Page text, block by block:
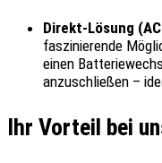
Direkt-Lösung (AC
faszinierende
einen
anzuschließen –
Ihr Vorteil bei